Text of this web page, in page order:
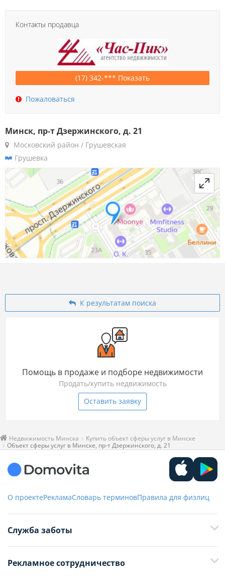
Контакты продавца
(17) 342-*** Показать
Пожаловаться
Минск, пр-т Дзержинского, д. 21
Московский район / Грушевская
Грушевка
К результатам поиска
Помощь в продаже и подборе недвижимости
Продать/купить недвижимость
Оставить заявку
Недвижимость Минска
Купить объект сферы услуг в Минске
Объект сферы услуг в Минске, пр-т Дзержинского, д. 21
О проектеРекламаСловарь терминовПравила для физлиц
Служба заботы
+375 33 376-13-70
Рекламное сотрудничество